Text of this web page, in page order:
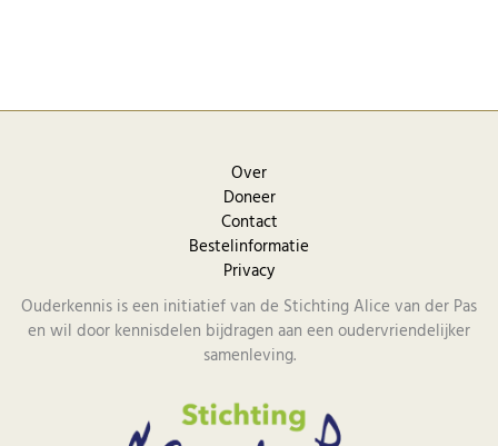
Over
Doneer
Contact
Bestelinformatie
Privacy
Ouderkennis is een initiatief van de Stichting Alice van der Pas
en wil door kennisdelen bijdragen aan een oudervriendelijker
samenleving.